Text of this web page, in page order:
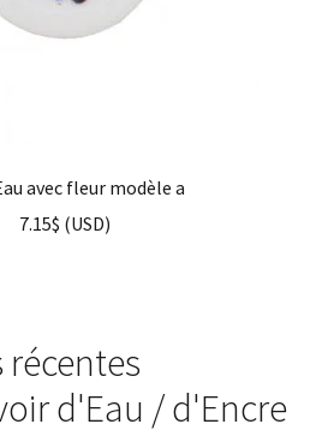
avec fleur modèle a
7.15$ (USD)
récentes
d'Eau / d'Encre